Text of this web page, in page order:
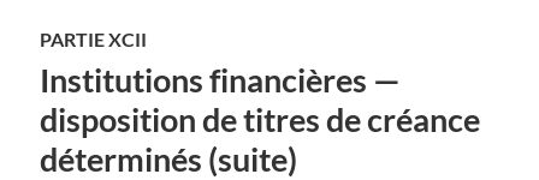
PARTIE XCII
Institutions financières —
disposition de titres de créance
déterminés (suite)